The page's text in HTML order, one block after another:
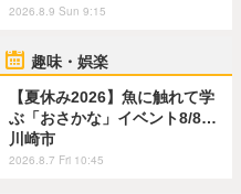
2026.8.9 Sun 9:15
趣味・娯楽
【夏休み2026】魚に触れて学
ぶ「おさかな」イベント8/8…
川崎市
2026.8.7 Fri 10:45